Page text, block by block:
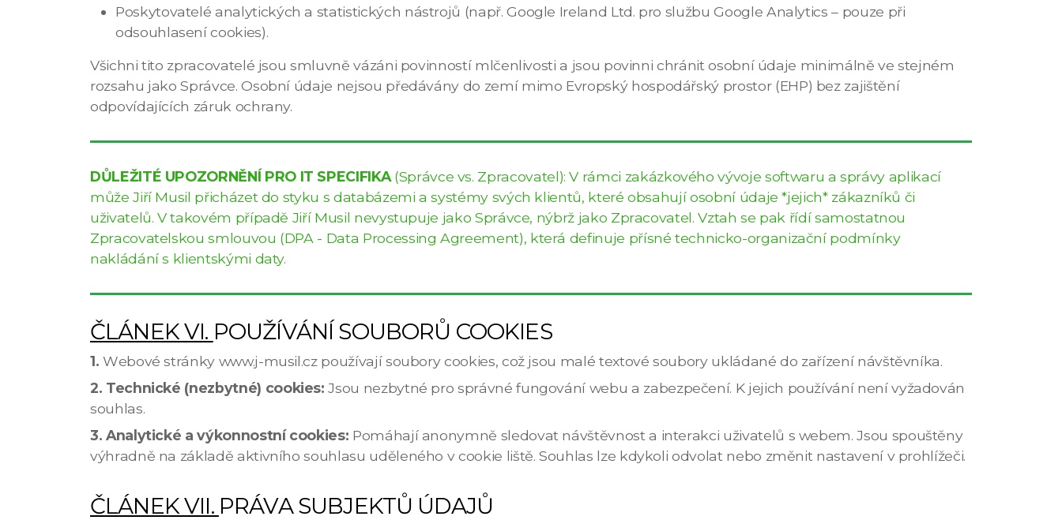
Poskytovatelé analytických a statistických nástrojů (např. Google Ireland Ltd. pro službu Google Analytics – pouze při
odsouhlasení cookies).
Všichni tito zpracovatelé jsou smluvně vázáni povinností mlčenlivosti a jsou povinni chránit osobní údaje minimálně ve stejném
rozsahu jako Správce. Osobní údaje nejsou předávány do zemí mimo Evropský hospodářský prostor (EHP) bez zajištění
odpovídajících záruk ochrany.
DŮLEŽITÉ UPOZORNĚNÍ PRO IT SPECIFIKA(Správce vs. Zpracovatel): V rámci zakázkového vývoje softwaru a správy aplikací
může Jiří Musil přicházet do styku s databázemi a systémy svých klientů, které obsahují osobní údaje *jejich* zákazníků či
uživatelů. V takovém případě Jiří Musil nevystupuje jako Správce, nýbrž jako Zpracovatel. Vztah se pak řídí samostatnou
Zpracovatelskou smlouvou (DPA - Data Processing Agreement), která definuje přísné technicko-organizační podmínky
nakládání s klientskými daty.
ČLÁNEK VI. POUŽÍVÁNÍ SOUBORŮ COOKIES
1. Webové stránky www.j-musil.cz používají soubory cookies, což jsou malé textové soubory ukládané do zařízení návštěvníka.
2. Technické (nezbytné) cookies:Jsou nezbytné pro správné fungování webu a zabezpečení. K jejich používání není vyžadován
souhlas.
3. Analytické a výkonnostní cookies: Pomáhají anonymně sledovat návštěvnost a interakci uživatelů s webem. Jsou spouštěny
výhradně na základě aktivního souhlasu uděleného v cookie liště. Souhlas lze kdykoli odvolat nebo změnit nastavení v prohlížeči.
ČLÁNEK VII. PRÁVA SUBJEKTŮ ÚDAJŮ